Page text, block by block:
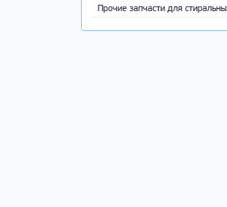
Прочие запчасти для